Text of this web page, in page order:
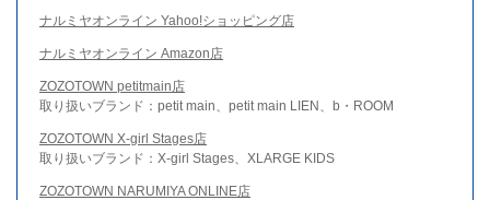
ナルミヤオンライン Yahoo!ショッピング店
ナルミヤオンライン Amazon店
ZOZOTOWN petitmain店
取り扱いブランド：petit main、petit main LIEN、b・ROOM
ZOZOTOWN X-girl Stages店
取り扱いブランド：X-girl Stages、XLARGE KIDS
ZOZOTOWN NARUMIYA ONLINE店